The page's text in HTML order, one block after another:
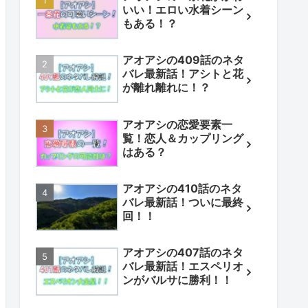
いい！エロい水着シーン
もある！？
アオアシの409話のネタ
バレ最新話！アシトと花
が離れ離れに！？
アオアシの恋愛要素一
覧！恋人＆カップリング
はある？
アオアシの410話のネタ
バレ最新話！ついに最終
回！！
アオアシの407話のネタ
バレ最新話！エスペリオ
ンがバルサに勝利！！